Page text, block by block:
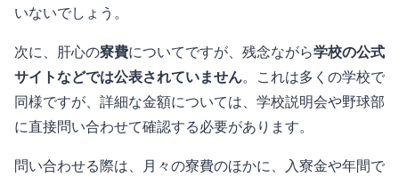
いないでしょう。
次に、肝心の寮費についてですが、残念ながら学校の公式
サイトなどでは公表されていません。これは多くの学校で
同様ですが、詳細な金額については、学校説明会や野球部
に直接問い合わせて確認する必要があります。
問い合わせる際は、月々の寮費のほかに、入寮金や年間で